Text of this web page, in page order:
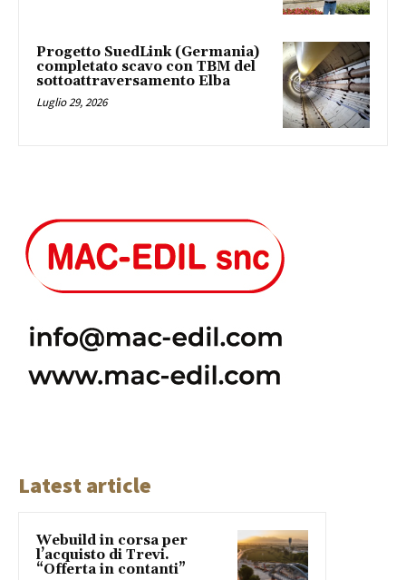
Progetto SuedLink (Germania)
completato scavo con TBM del
sottoattraversamento Elba
Luglio 29, 2026
Latest article
Webuild in corsa per
l’acquisto di Trevi.
“Offerta in contanti”